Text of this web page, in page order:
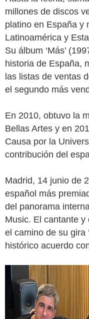
millones de discos
platino en España y
Latinoamérica y
Su álbum ‘Más’
historia de España,
las listas de ventas
el segundo más
En 2010, obtuvo la
Bellas Artes y en
Causa por la
contribución del
Madrid, 14 junio de
español más
del panorama
Music. El cantante
el camino de su gira
histórico acuerdo